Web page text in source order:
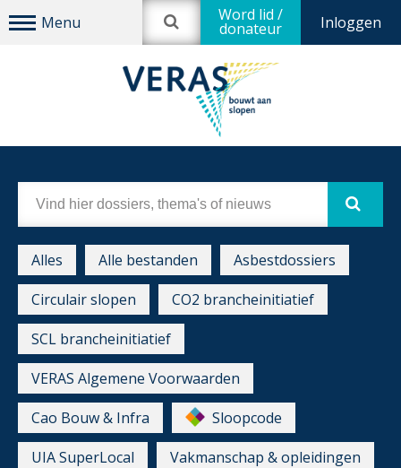
Inloggen
Word lid /
donateur
Alles Alle bestanden
Asbestdossiers
Circulair slopen
CO2 brancheinitiatief
SCL brancheinitiatief
VERAS Algemene Voorwaarden
Cao Bouw & Infra
Sloopcode
UIA SuperLocal
Vakmanschap & opleidingen